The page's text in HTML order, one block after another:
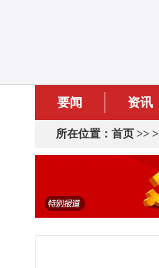
要闻 资讯
所在位置： 首页 >> >